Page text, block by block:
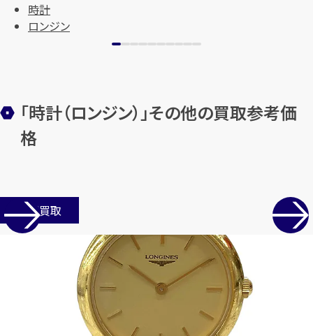
最短1分！今すぐ査定金額をお伝えいた
メールで無料相談する
時計
ロンジン
「時計（ロンジン）」その他の買取参考価
格
店舗買取